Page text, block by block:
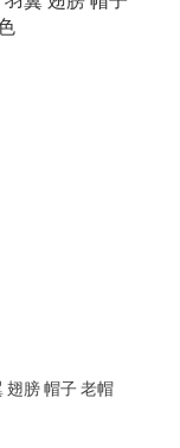
膀 帽子 老帽